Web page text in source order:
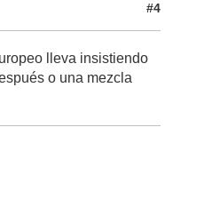
#4
lleva insistiendo
o una mezcla